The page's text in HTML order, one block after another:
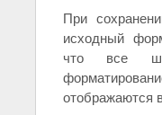
При
исходный
что все
отображаются